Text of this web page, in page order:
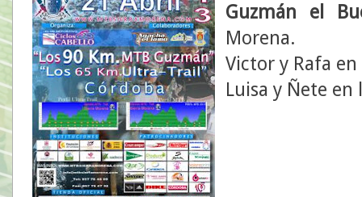
Guzmán el
Morena.
Victor y Rafa
Luisa y Ñete en